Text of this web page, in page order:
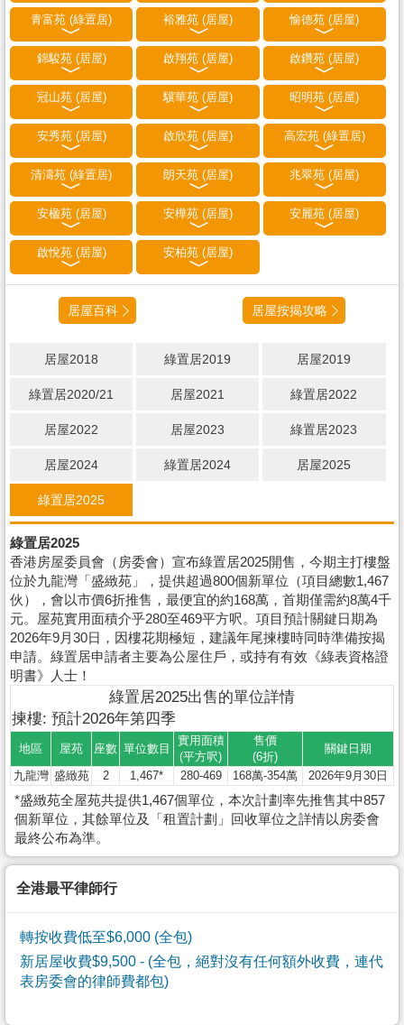
青富苑 (綠置居) 裕雅苑 (居屋) 愉德苑 (居屋)
錦駿苑 (居屋) 啟翔苑 (居屋) 啟鑽苑 (居屋)
冠山苑 (居屋) 驥華苑 (居屋) 昭明苑 (居屋)
安秀苑 (居屋) 啟欣苑 (居屋) 高宏苑 (綠置居)
清濤苑 (綠置居) 朗天苑 (居屋) 兆翠苑 (居屋)
安楹苑 (居屋) 安樺苑 (居屋) 安麗苑 (居屋)
啟悅苑 (居屋) 安柏苑 (居屋)
居屋百科 居屋按揭攻略
居屋2018 綠置居2019 居屋2019
綠置居2020/21 居屋2021 綠置居2022
居屋2022 居屋2023 綠置居2023
居屋2024 綠置居2024 居屋2025
綠置居2025
綠置居2025
香港房屋委員會（房委會）宣布綠置居2025開售，今期主打樓盤
位於九龍灣「盛緻苑」，提供超過800個新單位（項目總數1,467
伙），會以市價6折推售，最便宜的約168萬，首期僅需約8萬4千
元。屋苑實用面積介乎280至469平方呎。項目預計關鍵日期為
2026年9月30日，因樓花期極短，建議年尾揀樓時同時準備按揭
申請。綠置居申請者主要為公屋住戶，或持有有效《綠表資格證
明書》人士！
綠置居2025出售的單位詳情
揀樓: 預計2026年第四季
地區 屋苑 座數 單位數目
實用面積
(平方呎)
售價
(6折)
關鍵日期
九龍灣 盛緻苑 2 1,467* 280-469 168萬-354萬 2026年9月30日
*盛緻苑全屋苑共提供1,467個單位，本次計劃率先推售其中857
個新單位，其餘單位及「租置計劃」回收單位之詳情以房委會
最終公布為準。
全港最平律師行
轉按收費低至$6,000 (全包)
新居屋收費$9,500 - (全包，絕對沒有任何額外收費，連代
表房委會的律師費都包)